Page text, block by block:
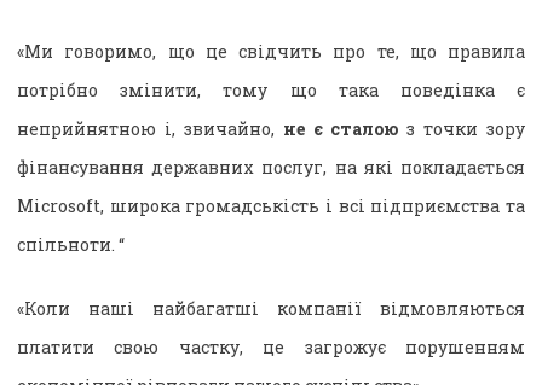
«Ми говоримо, що це свідчить про те, що правила
потрібно змінити, тому що така поведінка є
неприйнятною і, звичайно, не є сталою з точки зору
фінансування державних послуг, на які покладається
Microsoft, широка громадськість і всі підприємства та
спільноти. “
«Коли наші найбагатші компанії відмовляються
платити свою частку, це загрожує порушенням